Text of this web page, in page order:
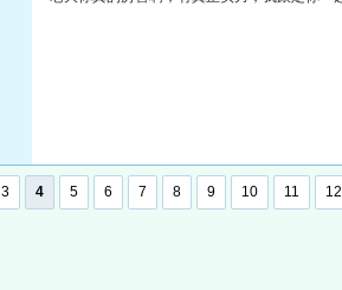
3 4 5 6 7 8 9 10 11 12